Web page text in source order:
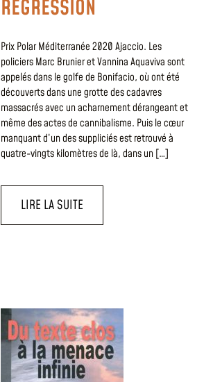
RÉGRESSION
Prix Polar Méditerranée 2020 Ajaccio. Les
policiers Marc Brunier et Vannina Aquaviva sont
appelés dans le golfe de Bonifacio, où ont été
découverts dans une grotte des cadavres
massacrés avec un acharnement dérangeant et
même des actes de cannibalisme. Puis le cœur
manquant d’un des suppliciés est retrouvé à
quatre-vingts kilomètres de là, dans un […]
LIRE LA SUITE